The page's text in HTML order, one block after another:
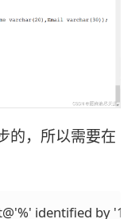
的，所以需要在
identified by